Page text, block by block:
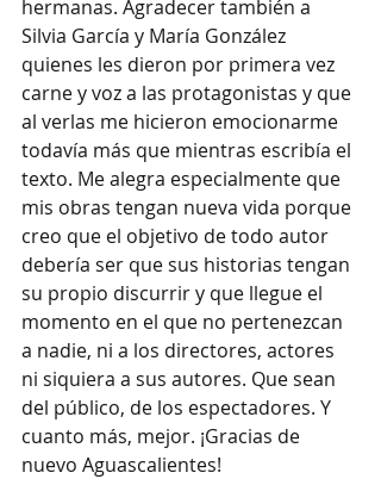
hermanas. Agradecer también a
Silvia García y María González
quienes les dieron por primera vez
carne y voz a las protagonistas y que
al verlas me hicieron emocionarme
todavía más que mientras escribía el
texto. Me alegra especialmente que
mis obras tengan nueva vida porque
creo que el objetivo de todo autor
debería ser que sus historias tengan
su propio discurrir y que llegue el
momento en el que no pertenezcan
a nadie, ni a los directores, actores
ni siquiera a sus autores. Que sean
del público, de los espectadores. Y
cuanto más, mejor. ¡Gracias de
nuevo Aguascalientes!